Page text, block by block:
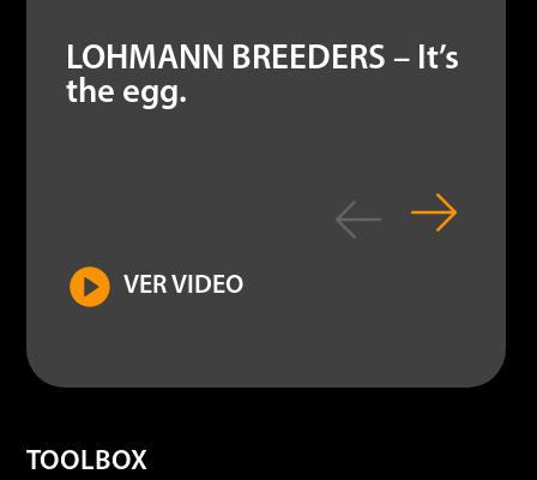
LOHMANN BREEDERS – It’s
the egg.
VER VIDEO
TOOLBOX